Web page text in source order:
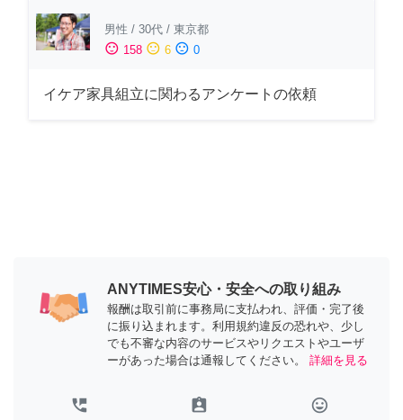
男性 / 30代 / 東京都
sentiment_satisfied 158 sentiment_neutral 6 sentiment_dissatisfied 0
イケア家具組立に関わるアンケートの依頼
ANYTIMES安心・安全への取り組み
報酬は取引前に事務局に支払われ、評価・完了後
に振り込まれます。利用規約違反の恐れや、少し
でも不審な内容のサービスやリクエストやユーザ
ーがあった場合は通報してください。
詳細を見る
perm_phone_msg assignment_ind tag_faces